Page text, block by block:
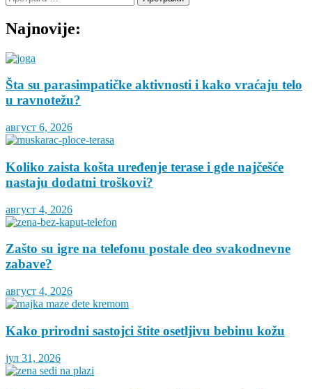
за:
Najnovije:
Šta su parasimpatičke aktivnosti i kako vraćaju telo
u ravnotežu?
август 6, 2026
Koliko zaista košta uređenje terase i gde najčešće
nastaju dodatni troškovi?
август 4, 2026
Zašto su igre na telefonu postale deo svakodnevne
zabave?
август 4, 2026
Kako prirodni sastojci štite osetljivu bebinu kožu
јул 31, 2026